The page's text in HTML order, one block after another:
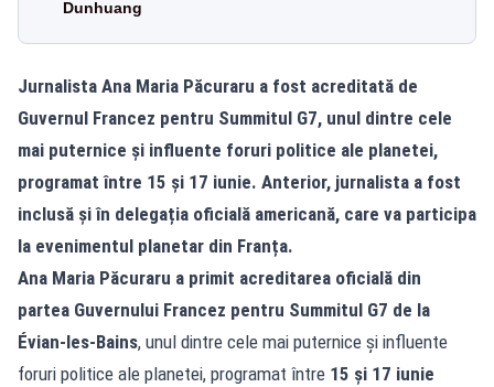
Dunhuang
Jurnalista Ana Maria Păcuraru a fost acreditată de
Guvernul Francez pentru Summitul G7, unul dintre cele
mai puternice și influente foruri politice ale planetei,
programat între 15 și 17 iunie. Anterior, jurnalista a fost
inclusă și în delegația oficială americană, care va participa
la evenimentul planetar din Franța.
Ana Maria Păcuraru a primit acreditarea oficială din
partea Guvernului Francez pentru Summitul G7 de la
Évian-les-Bains, unul dintre cele mai puternice și influente
foruri politice ale planetei, programat între 15 și 17 iunie